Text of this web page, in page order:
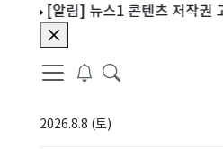
[알림] 뉴스1 콘텐츠 저작권 고지
2026.8.8 (토)